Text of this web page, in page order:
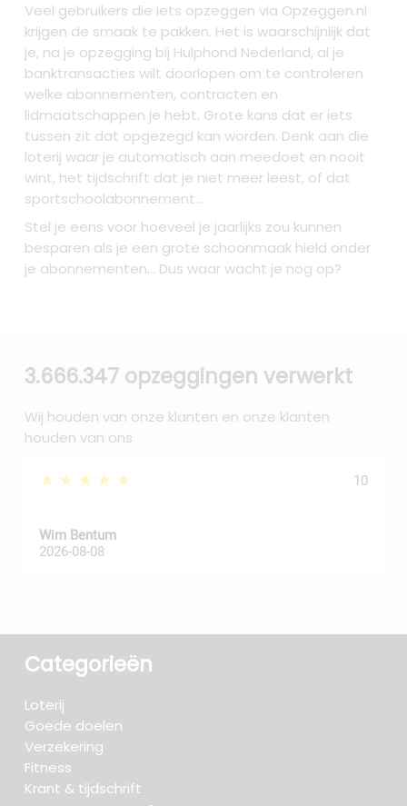
Veel gebruikers die iets opzeggen via Opzeggen.nl
krijgen de smaak te pakken. Het is waarschijnlijk dat
je, na je opzegging bij Hulphond Nederland, al je
banktransacties wilt doorlopen om te controleren
welke abonnementen, contracten en
lidmaatschappen je hebt. Grote kans dat er iets
tussen zit dat opgezegd kan worden. Denk aan die
loterij waar je automatisch aan meedoet en nooit
wint, het tijdschrift dat je niet meer leest, of dat
sportschoolabonnement...
Stel je eens voor hoeveel je jaarlijks zou kunnen
besparen als je een grote schoonmaak hield onder
je abonnementen... Dus waar wacht je nog op?
3.666.347 opzeggingen verwerkt
Wij houden van onze klanten en onze klanten
houden van ons
★★★★★ 10
Wim Bentum
2026-08-08
Categorieën
Loterij
Goede doelen
Verzekering
Fitness
Krant & tijdschrift